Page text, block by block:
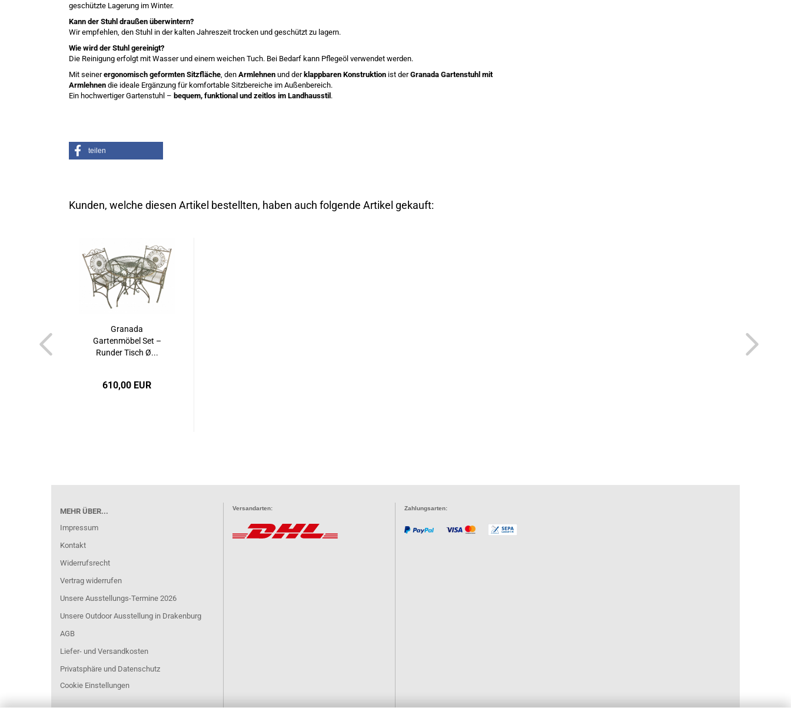
geschützte Lagerung im Winter.
Kann der Stuhl draußen überwintern?
Wir empfehlen, den Stuhl in der kalten Jahreszeit trocken und geschützt zu lagern.
Wie wird der Stuhl gereinigt?
Die Reinigung erfolgt mit Wasser und einem weichen Tuch. Bei Bedarf kann Pflegeöl verwendet werden.
Mit seinerergonomisch geformten Sitzfläche, den Armlehnen und der klappbaren Konstruktion ist derGranada Gartenstuhl mit
Armlehnen die ideale Ergänzung für komfortable Sitzbereiche im Außenbereich.
Ein hochwertiger Gartenstuhl – bequem, funktional und zeitlos im Landhausstil .
teilen
Kunden, welche diesen Artikel bestellten, haben auch folgende Artikel gekauft:
Granada
Gartenmöbel Set –
Runder Tisch Ø...
610,00 EUR
MEHR ÜBER...
Impressum
Kontakt
Widerrufsrecht
Vertrag widerrufen
Unsere Ausstellungs-Termine 2026
Unsere Outdoor Ausstellung in Drakenburg
AGB
Liefer- und Versandkosten
Privatsphäre und Datenschutz
Cookie Einstellungen
Versandarten: Zahlungsarten: